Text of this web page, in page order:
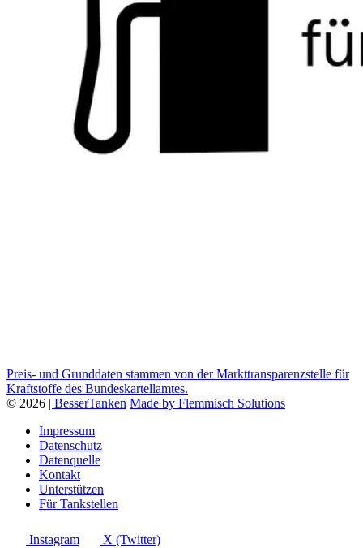
Preis- und Grunddaten stammen von der Markttransparenzstelle für
Kraftstoffe des Bundeskartellamtes.
© 2026 | BesserTanken Made by Flemmisch Solutions
Impressum
Datenschutz
Datenquelle
Kontakt
Unterstützen
Für Tankstellen
Instagram X (Twitter)